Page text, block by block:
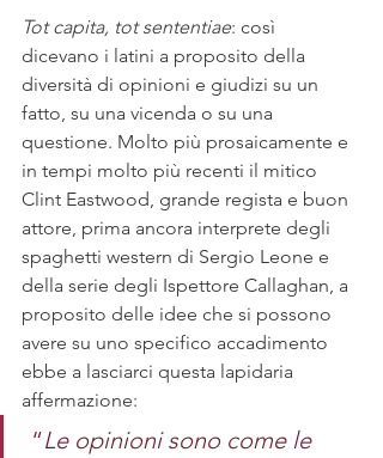
Tot capita, tot sententiae: così
dicevano i latini a proposito della
diversità di opinioni e giudizi su un
fatto, su una vicenda o su una
questione. Molto più prosaicamente e
in tempi molto più recenti il mitico
Clint Eastwood, grande regista e buon
attore, prima ancora interprete degli
spaghetti western di Sergio Leone e
della serie degli Ispettore Callaghan, a
proposito delle idee che si possono
avere su uno specifico accadimento
ebbe a lasciarci questa lapidaria
affermazione:
“Le opinioni sono come le